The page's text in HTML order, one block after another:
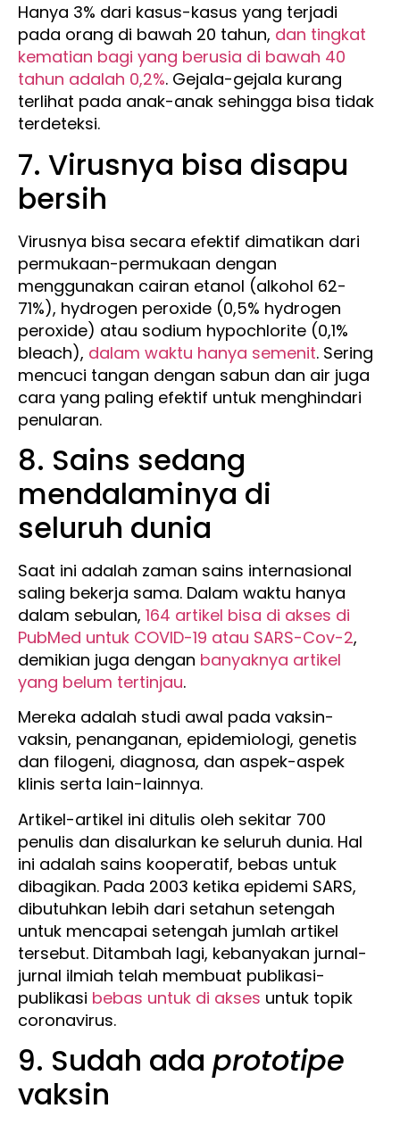
Hanya 3% dari kasus-kasus yang terjadi
pada orang di bawah 20 tahun, dan tingkat
kematian bagi yang berusia di bawah 40
tahun adalah 0,2%. Gejala-gejala kurang
terlihat pada anak-anak sehingga bisa tidak
terdeteksi.
7. Virusnya bisa disapu
bersih
Virusnya bisa secara efektif dimatikan dari
permukaan-permukaan dengan
menggunakan cairan etanol (alkohol 62-
71%), hydrogen peroxide (0,5% hydrogen
peroxide) atau sodium hypochlorite (0,1%
bleach), dalam waktu hanya semenit. Sering
mencuci tangan dengan sabun dan air juga
cara yang paling efektif untuk menghindari
penularan.
8. Sains sedang
mendalaminya di
seluruh dunia
Saat ini adalah zaman sains internasional
saling bekerja sama. Dalam waktu hanya
dalam sebulan, 164 artikel bisa di akses di
PubMed untuk COVID-19 atau SARS-Cov-2,
demikian juga dengan banyaknya artikel
yang belum tertinjau.
Mereka adalah studi awal pada vaksin-
vaksin, penanganan, epidemiologi, genetis
dan filogeni, diagnosa, dan aspek-aspek
klinis serta lain-lainnya.
Artikel-artikel ini ditulis oleh sekitar 700
penulis dan disalurkan ke seluruh dunia. Hal
ini adalah sains kooperatif, bebas untuk
dibagikan. Pada 2003 ketika epidemi SARS,
dibutuhkan lebih dari setahun setengah
untuk mencapai setengah jumlah artikel
tersebut. Ditambah lagi, kebanyakan jurnal-
jurnal ilmiah telah membuat publikasi-
publikasi bebas untuk di akses untuk topik
coronavirus.
9. Sudah ada prototipe
vaksin